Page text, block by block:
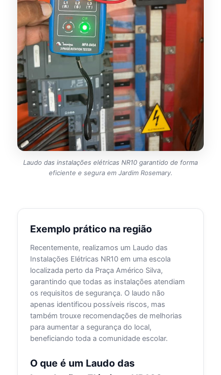
Laudo das instalações elétricas NR10 garantido de forma
eficiente e segura em Jardim Rosemary.
Exemplo prático na região
Recentemente, realizamos um Laudo das
Instalações Elétricas NR10 em uma escola
localizada perto da Praça Américo Silva,
garantindo que todas as instalações atendiam
os requisitos de segurança. O laudo não
apenas identificou possíveis riscos, mas
também trouxe recomendações de melhorias
para aumentar a segurança do local,
beneficiando toda a comunidade escolar.
O que é um Laudo das